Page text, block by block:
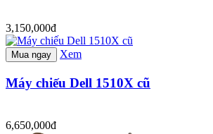
3,150,000đ
Mua ngay Xem
Máy chiếu Dell 1510X cũ
6,650,000đ